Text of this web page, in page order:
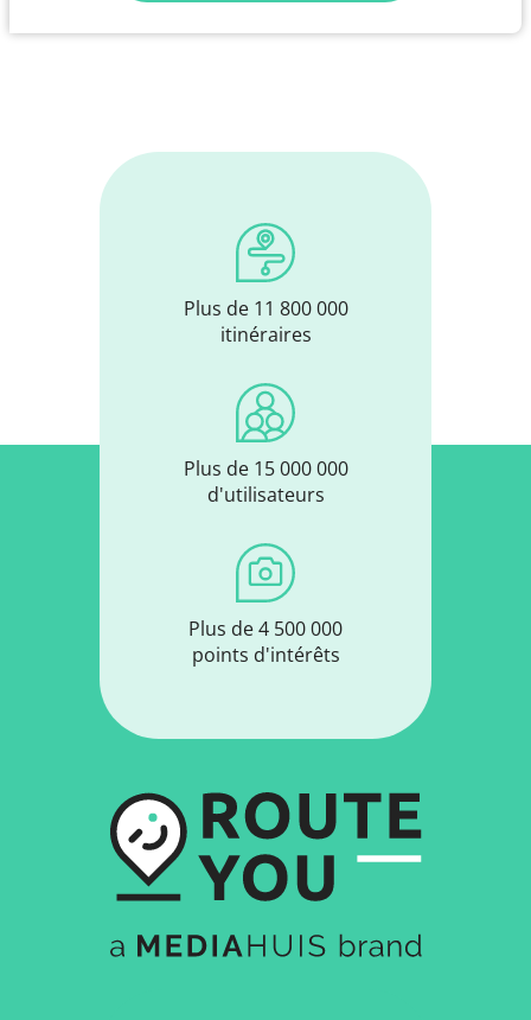
Plus de 11 800 000
itinéraires
Plus de 15 000 000
d'utilisateurs
Plus de 4 500 000
points d'intérêts